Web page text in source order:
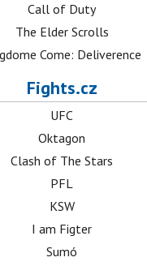
Call of Duty
The Elder Scrolls
Come: Deliverence
Fights.cz
UFC
Oktagon
Clash of The Stars
PFL
KSW
I am Figter
Sumó